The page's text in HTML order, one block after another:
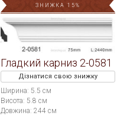
ЗНИЖКА 15%
Гладкий карниз 2-0581
Дізнатися свою знижку
Ширина: 5.5 см
Висота: 5.8 см
Довжина: 244 см